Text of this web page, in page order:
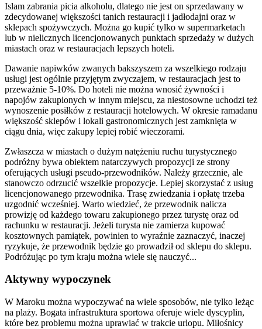
Islam zabrania picia alkoholu, dlatego nie jest on sprzedawany w
zdecydowanej większości tanich restauracji i jadłodajni oraz w
sklepach spożywczych. Można go kupić tylko w supermarketach
lub w nielicznych licencjonowanych punktach sprzedaży w dużych
miastach oraz w restauracjach lepszych hoteli.
Dawanie napiwków zwanych bakszyszem za wszelkiego rodzaju
usługi jest ogólnie przyjętym zwyczajem, w restauracjach jest to
przeważnie 5-10%. Do hoteli nie można wnosić żywności i
napojów zakupionych w innym miejscu, za niestosowne uchodzi też
wynoszenie posiłków z restauracji hotelowych. W okresie ramadanu
większość sklepów i lokali gastronomicznych jest zamknięta w
ciągu dnia, więc zakupy lepiej robić wieczorami.
Zwłaszcza w miastach o dużym natężeniu ruchu turystycznego
podróżny bywa obiektem natarczywych propozycji ze strony
oferujących usługi pseudo-przewodników. Należy grzecznie, ale
stanowczo odrzucić wszelkie propozycje. Lepiej skorzystać z usług
licencjonowanego przewodnika. Trasę zwiedzania i opłatę trzeba
uzgodnić wcześniej. Warto wiedzieć, że przewodnik nalicza
prowizję od każdego towaru zakupionego przez turystę oraz od
rachunku w restauracji. Jeżeli turysta nie zamierza kupować
kosztownych pamiątek, powinien to wyraźnie zaznaczyć, inaczej
ryzykuje, że przewodnik będzie go prowadził od sklepu do sklepu.
Podróżując po tym kraju można wiele się nauczyć...
Aktywny wypoczynek
W Maroku można wypoczywać na wiele sposobów, nie tylko leżąc
na plaży. Bogata infrastruktura sportowa oferuje wiele dyscyplin,
które bez problemu można uprawiać w trakcie urlopu. Miłośnicy